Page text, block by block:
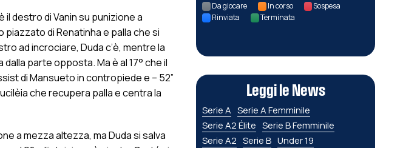
destro di Vanin su punizione a
di Renatinha e palla che si
ad incrociare, Duda c’è, mentre la
parte opposta. Ma è al 17° che il
di Mansueto in contropiede e – 52”
che recupera palla e centra la
a mezza altezza, ma Duda si salva
Da giocare In corso
Sospesa
Rinviata
Terminata
Leggi le News
Serie A Serie A Femminile
Serie A2 Élite Serie B Femminile
Serie A2 Serie B Under 19